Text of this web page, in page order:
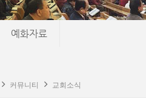
예화자료
커뮤니티 교회소식